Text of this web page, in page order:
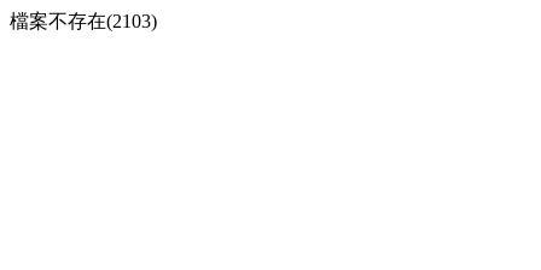
檔案不存在(2103)